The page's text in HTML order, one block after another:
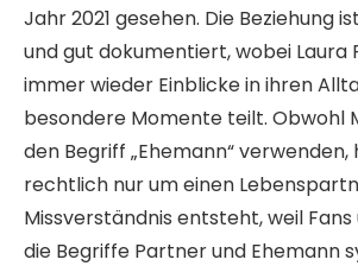
Jahr 2021 gesehen. Die Beziehung
und gut dokumentiert, wobei Laura
immer wieder Einblicke in ihren
besondere Momente teilt. Obwohl
den Begriff „Ehemann“
rechtlich nur um einen
Missverständnis entsteht, weil
die Begriffe Partner und Ehemann